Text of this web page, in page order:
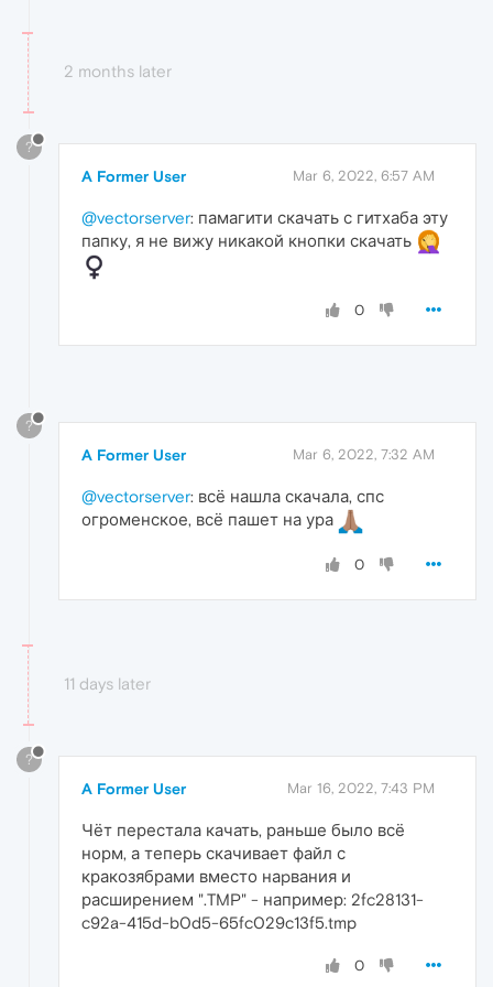
2 months later
?
A Former User Mar 6, 2022, 6:57 AM
@vectorserver: памагити скачать с гитхаба эту
папку, я не вижу никакой кнопки скачать
0
?
A Former User Mar 6, 2022, 7:32 AM
@vectorserver: всё нашла скачала, спс
огроменское, всё пашет на ура
0
11 days later
?
A Former User Mar 16, 2022, 7:43 PM
Чёт перестала качать, раньше было всё
норм, а теперь скачивает файл с
кракозябрами вместо наpвания и
расширением ".TMP" - например: 2fc28131-
c92a-415d-b0d5-65fc029c13f5.tmp
0